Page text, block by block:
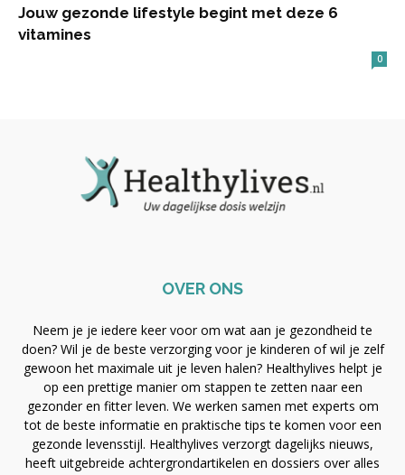
Jouw gezonde lifestyle begint met deze 6
vitamines
0
OVER ONS
Neem je je iedere keer voor om wat aan je gezondheid te
doen? Wil je de beste verzorging voor je kinderen of wil je zelf
gewoon het maximale uit je leven halen? Healthylives helpt je
op een prettige manier om stappen te zetten naar een
gezonder en fitter leven. We werken samen met experts om
tot de beste informatie en praktische tips te komen voor een
gezonde levensstijl. Healthylives verzorgt dagelijks nieuws,
heeft uitgebreide achtergrondartikelen en dossiers over alles